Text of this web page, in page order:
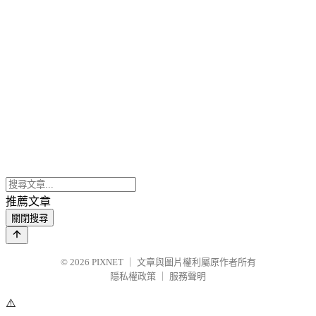
推薦文章
關閉搜尋
© 2026 PIXNET
文章與圖片權利屬原作者所有
隱私權政策
服務聲明
⚠️